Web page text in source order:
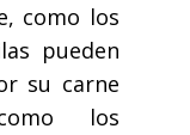
como los
pueden
su carne
los